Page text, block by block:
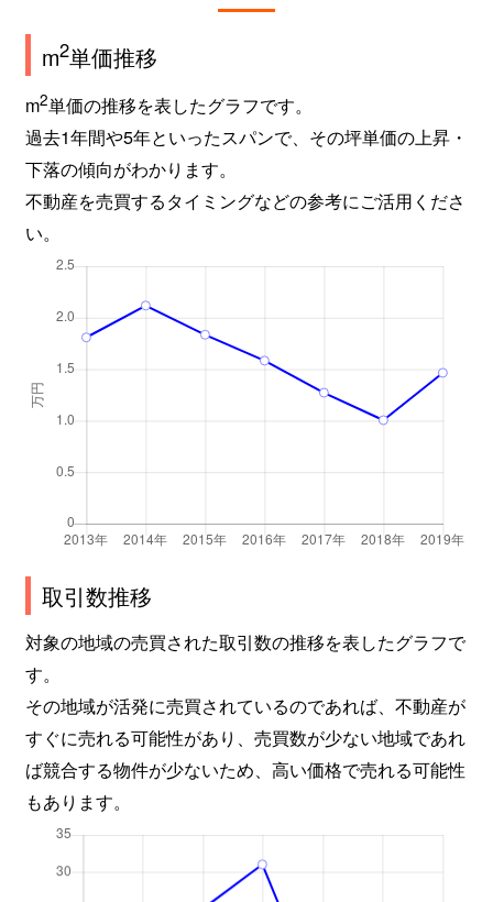
m2単価推移
m2単価の推移を表したグラフです。
過去1年間や5年といったスパンで、その坪単価の上昇・
下落の傾向がわかります。
不動産を売買するタイミングなどの参考にご活用くださ
い。
取引数推移
対象の地域の売買された取引数の推移を表したグラフで
す。
その地域が活発に売買されているのであれば、不動産が
すぐに売れる可能性があり、売買数が少ない地域であれ
ば競合する物件が少ないため、高い価格で売れる可能性
もあります。